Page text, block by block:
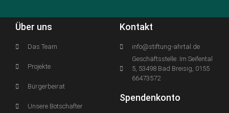
Über uns
Das Team
Projekte
Bürgerbeirat
Unsere Botschafter
Kontakt
info@stiftung-ahrtal.de
Geschäftsstelle: Im Seifental
5, 53498 Bad Breisig, 0155
66473572
Spendenkonto